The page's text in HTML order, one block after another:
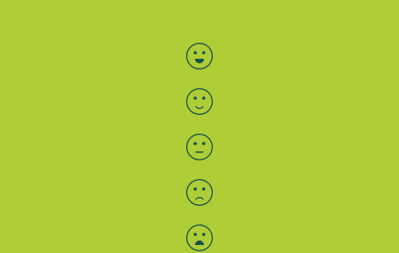
Bewertung auswählen